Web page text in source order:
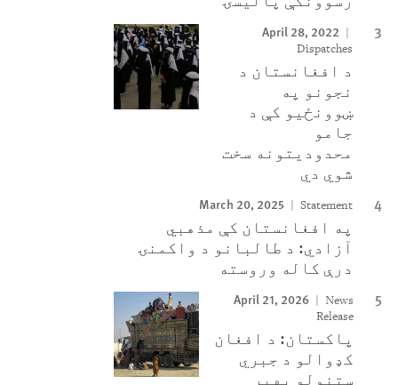
April 28, 2022
Dispatches
د افغانستان د
نجونو په
ښوونځیو کې د
جامو
محدودیتونه سخت
شوي دي
March 20, 2025 Statement
په افغانستان کې مذهبي
آزادي: د طالبانو د واکمنۍ
درې کاله وروسته
April 21, 2026
News
Release
پاکستان: د افغان
کډوالو د جبري
ستنولو بهیر